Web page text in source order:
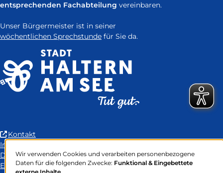
entsprechenden Fachabteilung vereinbaren.
Unser Bürgermeister ist in seiner
wöchentlichen Sprechstunde für Sie da.
Kontakt
extern
und
Impressum
Datenschutz
Erklärung zur Barrierefreiheit
Verwendung
von
Wir verwenden Cookies und verarbeiten personenbezogene
Daten für die folgenden Zwecke: Funktional & Eingebettete